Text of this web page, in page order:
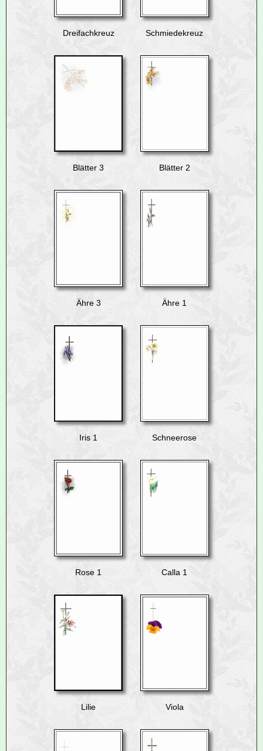
Dreifachkreuz Schmiedekreuz
Blätter 3 Blätter 2
Ähre 3 Ähre 1
Iris 1 Schneerose
Rose 1 Calla 1
Lilie Viola